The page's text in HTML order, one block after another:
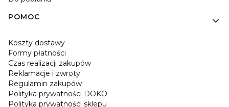
POMOC
Koszty dostawy
Formy płatności
Czas realizacji zakupów
Reklamacje i zwroty
Regulamin zakupów
Polityka prywatności DOKO
Polityka prywatności sklepu